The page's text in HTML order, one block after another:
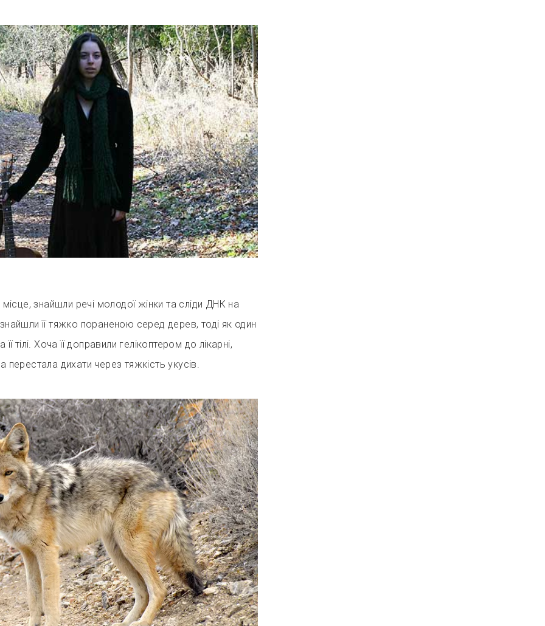
місце, знайшли речі молодої жінки та сліди ДНК на
її тяжко пораненою серед дерев, тоді як один
тілі. Хоча її доправили гелікоптером до лікарні,
перестала дихати через тяжкість укусів.